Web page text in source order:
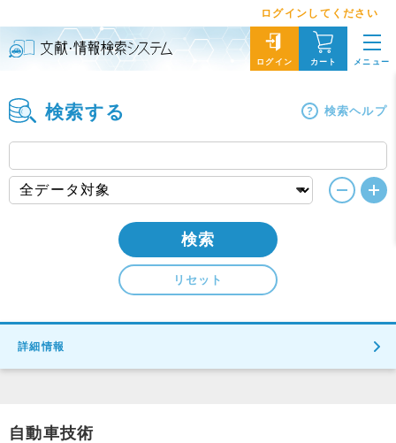
ログインしてください
ログイン カート メニュー
検索する 検索ヘルプ
検索
リセット
詳細情報
自動車技術